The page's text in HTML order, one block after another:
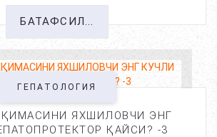
БАТАФСИЛ...
ГЕПАТОЛОГИЯ
ЯХШИЛОВЧИ ЭНГ
ҚАЙСИ? -3